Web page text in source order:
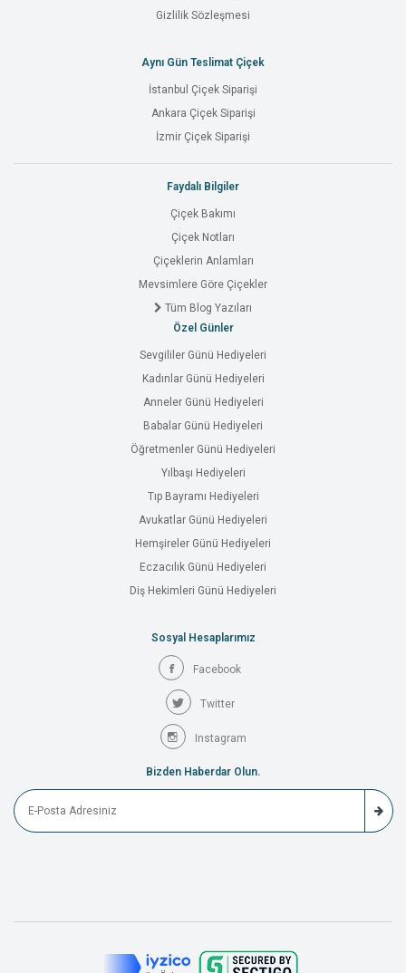
Gizlilik Sözleşmesi
Aynı Gün Teslimat Çiçek
İstanbul Çiçek Siparişi
Ankara Çiçek Siparişi
İzmir Çiçek Siparişi
Faydalı Bilgiler
Çiçek Bakımı
Çiçek Notları
Çiçeklerin Anlamları
Mevsimlere Göre Çiçekler
Tüm Blog Yazıları
Özel Günler
Sevgililer Günü Hediyeleri
Kadınlar Günü Hediyeleri
Anneler Günü Hediyeleri
Babalar Günü Hediyeleri
Öğretmenler Günü Hediyeleri
Yılbaşı Hediyeleri
Tıp Bayramı Hediyeleri
Avukatlar Günü Hediyeleri
Hemşireler Günü Hediyeleri
Eczacılık Günü Hediyeleri
Diş Hekimleri Günü Hediyeleri
Sosyal Hesaplarımız
Facebook
Twitter
Instagram
Bizden Haberdar Olun.